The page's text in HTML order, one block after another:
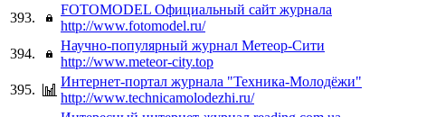
393.
FOTOMODEL Официальный сайт журнала
http://www.fotomodel.ru/
394.
Научно-популярный журнал Метеор-Сити
http://www.meteor-city.top
395.
Интернет-портал журнала "Техника-Молодёжи"
http://www.technicamolodezhi.ru/